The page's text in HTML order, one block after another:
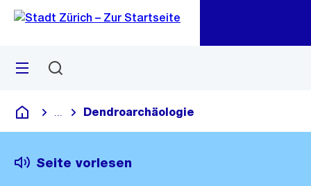
Navigation
Sprunglink
Menü
Deutsch
Blende alle Breadcrumbs ein
Dendroarchäologie
Seite vorlesen